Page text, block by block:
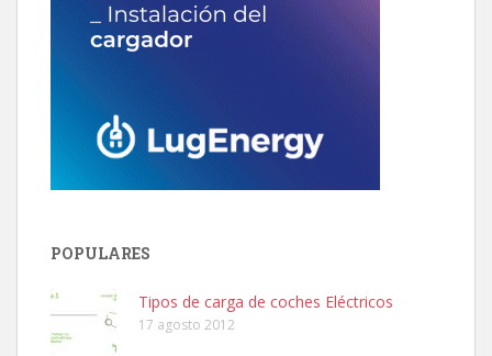
POPULARES
Tipos de carga de coches Eléctricos
17 agosto 2012